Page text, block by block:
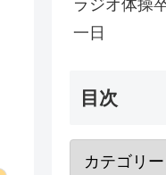
ラジオ体操
一日
目次